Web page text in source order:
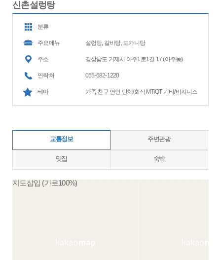
신촌설렁탕
분류
주요메뉴 설렁탕, 갈비탕, 도가니탕
주소 경상남도 거제시 아주1로1길 17 (아주동)
연락처 055-682-1220
테마 가족 친구 연인 단체/회식 MT/OT 기타/비지니스
교통정보 주변관광
맛집 숙박
지도삽입 (가로100%)